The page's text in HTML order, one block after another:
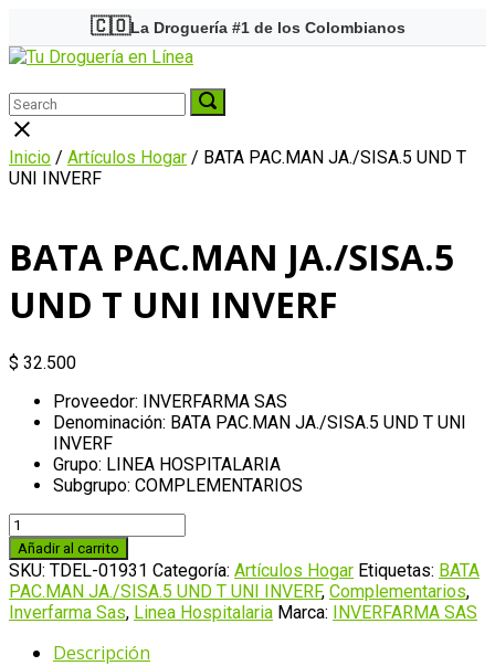
content
🇨🇴La Droguería #1 de los Colombianos
Home
Menu
Search
for:
Search
for:
Search
Close
search
bar
Inicio / Artículos Hogar / BATA PAC.MAN JA./SISA.5 UND T
UNI INVERF
BATA PAC.MAN JA./SISA.5
UND T UNI INVERF
$ 32.500
Proveedor: INVERFARMA SAS
Denominación: BATA PAC.MAN JA./SISA.5 UND T UNI
INVERF
Grupo: LINEA HOSPITALARIA
Subgrupo: COMPLEMENTARIOS
BATA
PAC.MAN
JA./SISA.5
UND
T
UNI
INVERF
Añadir al carrito
SKU: TDEL-01931 Categoría: Artículos Hogar Etiquetas: BATA
PAC.MAN JA./SISA.5 UND T UNI INVERF, Complementarios,
Inverfarma Sas, Linea Hospitalaria Marca: INVERFARMA SAS
Descripción